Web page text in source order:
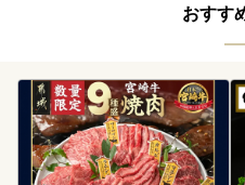
おすす